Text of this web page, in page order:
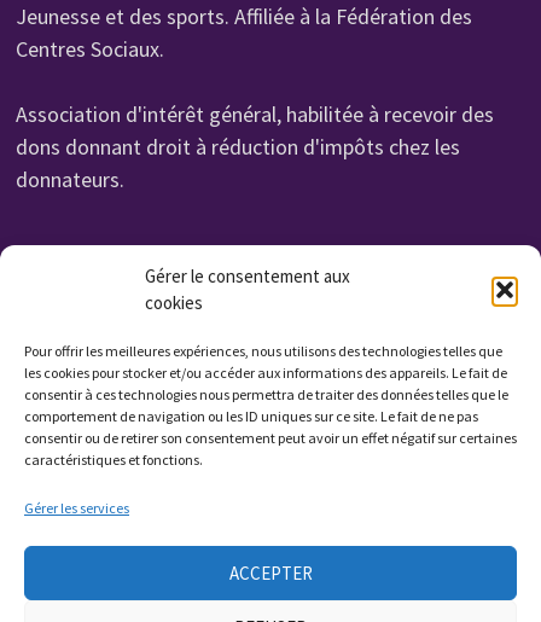
Gérer le consentement aux
cookies
Pour offrir les meilleures expériences, nous utilisons des technologies telles que
les cookies pour stocker et/ou accéder aux informations des appareils. Le fait de
consentir à ces technologies nous permettra de traiter des données telles que le
comportement de navigation ou les ID uniques sur ce site. Le fait de ne pas
consentir ou de retirer son consentement peut avoir un effet négatif sur certaines
caractéristiques et fonctions.
Gérer les services
ACCEPTER
Jeunesse et des sports. Affiliée à la Fédération des
Centres Sociaux.
Association d'intérêt général, habilitée à recevoir des
dons donnant droit à réduction d'impôts chez les
donnateurs.
Organisme de Formation N° 232 700 114 27
Cet enregistrement ne vaut pas agrément de l'état.
Non assujettie à la TVA. Affilié UROF
N° SIRET: 323 222 034 000 15
Code APE: 9799Z
Qui sommes nous ?
Contactez nous
Presse